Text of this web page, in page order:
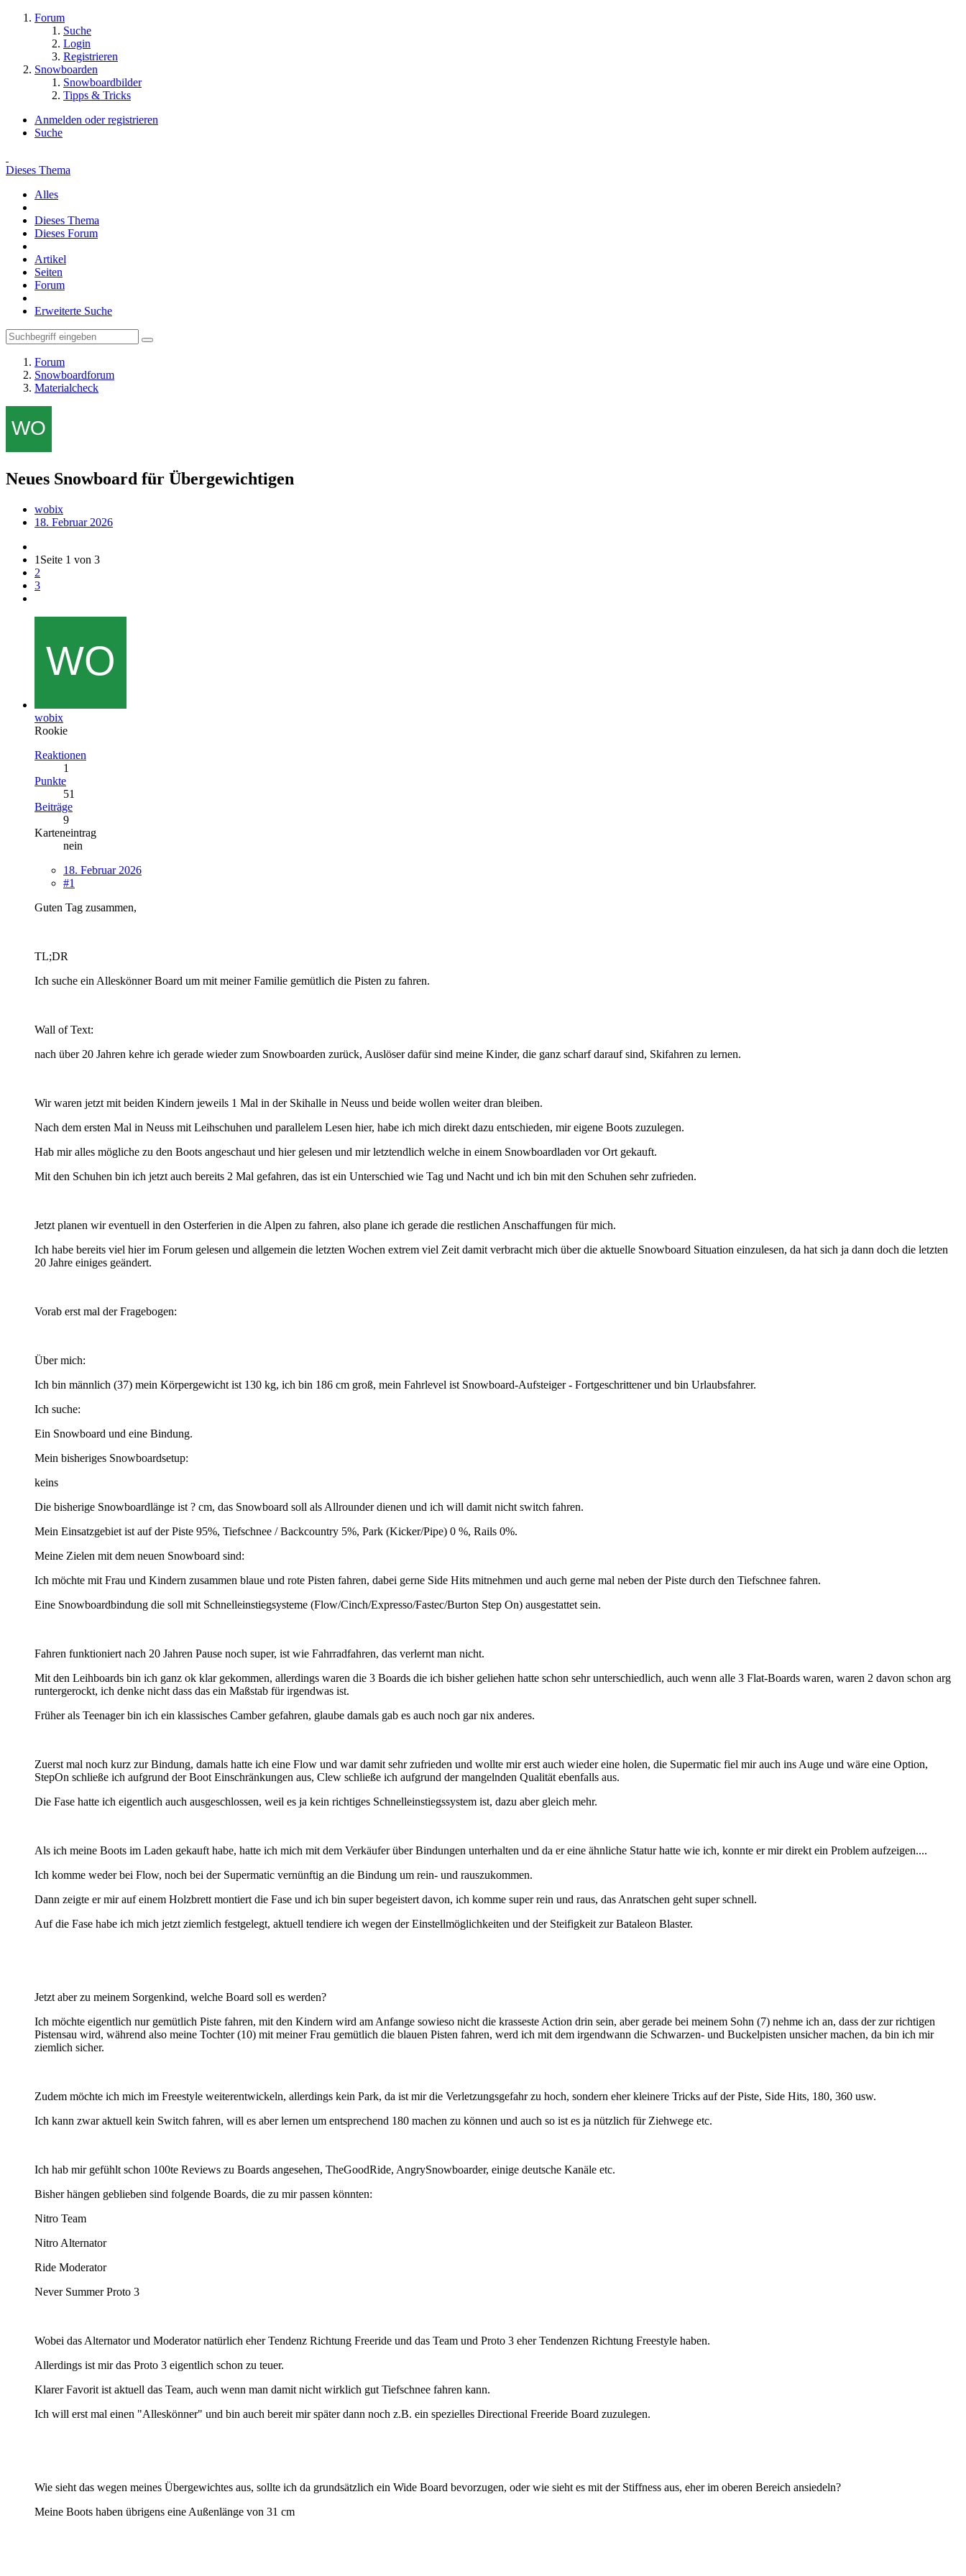
Forum
Suche
Login
Registrieren
Snowboarden
Snowboardbilder
Tipps & Tricks
Anmelden oder registrieren
Suche
Dieses Thema
Alles
Dieses Thema
Dieses Forum
Artikel
Seiten
Forum
Erweiterte Suche
Forum
Snowboardforum
Materialcheck
Neues Snowboard für Übergewichtigen
wobix
18. Februar 2026
1 Seite 1 von 3
2
3
wobix
Rookie
Reaktionen
1
Punkte
51
Beiträge
9
Karteneintrag
nein
18. Februar 2026
#1
Guten Tag zusammen,
TL;DR
Ich suche ein Alleskönner Board um mit meiner Familie gemütlich die Pisten zu fahren.
Wall of Text:
nach über 20 Jahren kehre ich gerade wieder zum Snowboarden zurück, Auslöser dafür sind meine Kinder, die ganz scharf darauf sind, Skifahren zu lernen.
Wir waren jetzt mit beiden Kindern jeweils 1 Mal in der Skihalle in Neuss und beide wollen weiter dran bleiben.
Nach dem ersten Mal in Neuss mit Leihschuhen und parallelem Lesen hier, habe ich mich direkt dazu entschieden, mir eigene Boots zuzulegen.
Hab mir alles mögliche zu den Boots angeschaut und hier gelesen und mir letztendlich welche in einem Snowboardladen vor Ort gekauft.
Mit den Schuhen bin ich jetzt auch bereits 2 Mal gefahren, das ist ein Unterschied wie Tag und Nacht und ich bin mit den Schuhen sehr zufrieden.
Jetzt planen wir eventuell in den Osterferien in die Alpen zu fahren, also plane ich gerade die restlichen Anschaffungen für mich.
Ich habe bereits viel hier im Forum gelesen und allgemein die letzten Wochen extrem viel Zeit damit verbracht mich über die aktuelle Snowboard Situation einzulesen, da hat sich ja dann doch die letzten
20 Jahre einiges geändert.
Vorab erst mal der Fragebogen:
Über mich:
Ich bin männlich (37) mein Körpergewicht ist 130 kg, ich bin 186 cm groß, mein Fahrlevel ist Snowboard-Aufsteiger - Fortgeschrittener und bin Urlaubsfahrer.
Ich suche:
Ein Snowboard und eine Bindung.
Mein bisheriges Snowboardsetup:
keins
Die bisherige Snowboardlänge ist ? cm, das Snowboard soll als Allrounder dienen und ich will damit nicht switch fahren.
Mein Einsatzgebiet ist auf der Piste 95%, Tiefschnee / Backcountry 5%, Park (Kicker/Pipe) 0 %, Rails 0%.
Meine Zielen mit dem neuen Snowboard sind:
Ich möchte mit Frau und Kindern zusammen blaue und rote Pisten fahren, dabei gerne Side Hits mitnehmen und auch gerne mal neben der Piste durch den Tiefschnee fahren.
Eine Snowboardbindung die soll mit Schnelleinstiegsysteme (Flow/Cinch/Expresso/Fastec/Burton Step On) ausgestattet sein.
Fahren funktioniert nach 20 Jahren Pause noch super, ist wie Fahrradfahren, das verlernt man nicht.
Mit den Leihboards bin ich ganz ok klar gekommen, allerdings waren die 3 Boards die ich bisher geliehen hatte schon sehr unterschiedlich, auch wenn alle 3 Flat-Boards waren, waren 2 davon schon arg
runtergerockt, ich denke nicht dass das ein Maßstab für irgendwas ist.
Früher als Teenager bin ich ein klassisches Camber gefahren, glaube damals gab es auch noch gar nix anderes.
Zuerst mal noch kurz zur Bindung, damals hatte ich eine Flow und war damit sehr zufrieden und wollte mir erst auch wieder eine holen, die Supermatic fiel mir auch ins Auge und wäre eine Option,
StepOn schließe ich aufgrund der Boot Einschränkungen aus, Clew schließe ich aufgrund der mangelnden Qualität ebenfalls aus.
Die Fase hatte ich eigentlich auch ausgeschlossen, weil es ja kein richtiges Schnelleinstiegssystem ist, dazu aber gleich mehr.
Als ich meine Boots im Laden gekauft habe, hatte ich mich mit dem Verkäufer über Bindungen unterhalten und da er eine ähnliche Statur hatte wie ich, konnte er mir direkt ein Problem aufzeigen....
Ich komme weder bei Flow, noch bei der Supermatic vernünftig an die Bindung um rein- und rauszukommen.
Dann zeigte er mir auf einem Holzbrett montiert die Fase und ich bin super begeistert davon, ich komme super rein und raus, das Anratschen geht super schnell.
Auf die Fase habe ich mich jetzt ziemlich festgelegt, aktuell tendiere ich wegen der Einstellmöglichkeiten und der Steifigkeit zur Bataleon Blaster.
Jetzt aber zu meinem Sorgenkind, welche Board soll es werden?
Ich möchte eigentlich nur gemütlich Piste fahren, mit den Kindern wird am Anfange sowieso nicht die krasseste Action drin sein, aber gerade bei meinem Sohn (7) nehme ich an, dass der zur richtigen
Pistensau wird, während also meine Tochter (10) mit meiner Frau gemütlich die blauen Pisten fahren, werd ich mit dem irgendwann die Schwarzen- und Buckelpisten unsicher machen, da bin ich mir
ziemlich sicher.
Zudem möchte ich mich im Freestyle weiterentwickeln, allerdings kein Park, da ist mir die Verletzungsgefahr zu hoch, sondern eher kleinere Tricks auf der Piste, Side Hits, 180, 360 usw.
Ich kann zwar aktuell kein Switch fahren, will es aber lernen um entsprechend 180 machen zu können und auch so ist es ja nützlich für Ziehwege etc.
Ich hab mir gefühlt schon 100te Reviews zu Boards angesehen, TheGoodRide, AngrySnowboarder, einige deutsche Kanäle etc.
Bisher hängen geblieben sind folgende Boards, die zu mir passen könnten:
Nitro Team
Nitro Alternator
Ride Moderator
Never Summer Proto 3
Wobei das Alternator und Moderator natürlich eher Tendenz Richtung Freeride und das Team und Proto 3 eher Tendenzen Richtung Freestyle haben.
Allerdings ist mir das Proto 3 eigentlich schon zu teuer.
Klarer Favorit ist aktuell das Team, auch wenn man damit nicht wirklich gut Tiefschnee fahren kann.
Ich will erst mal einen "Alleskönner" und bin auch bereit mir später dann noch z.B. ein spezielles Directional Freeride Board zuzulegen.
Wie sieht das wegen meines Übergewichtes aus, sollte ich da grundsätzlich ein Wide Board bevorzugen, oder wie sieht es mit der Stiffness aus, eher im oberen Bereich ansiedeln?
Meine Boots haben übrigens eine Außenlänge von 31 cm